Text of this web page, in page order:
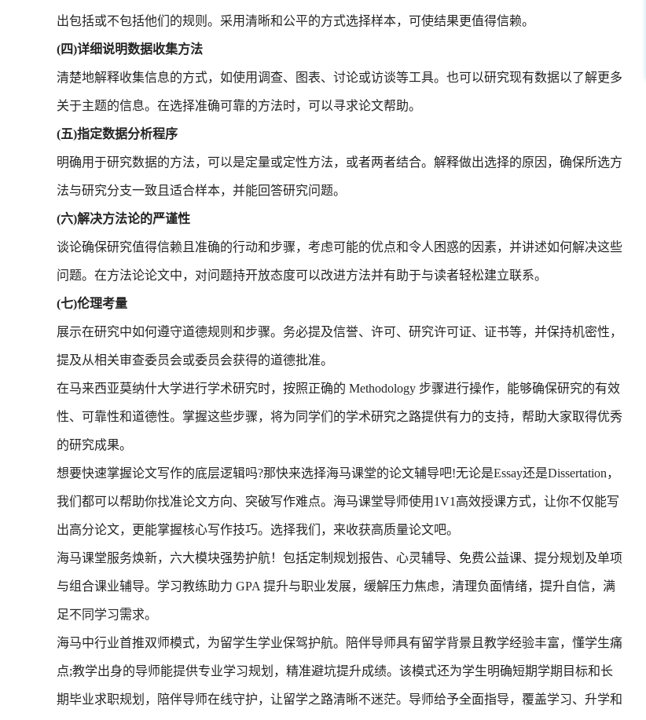
出包括或不包括他们的规则。采用清晰和公平的方式选择样本，可使结果更值得信赖。
(四)详细说明数据收集方法
清楚地解释收集信息的方式，如使用调查、图表、讨论或访谈等工具。也可以研究现有数据以了解更多
关于主题的信息。在选择准确可靠的方法时，可以寻求论文帮助。
(五)指定数据分析程序
明确用于研究数据的方法，可以是定量或定性方法，或者两者结合。解释做出选择的原因，确保所选方
法与研究分支一致且适合样本，并能回答研究问题。
(六)解决方法论的严谨性
谈论确保研究值得信赖且准确的行动和步骤，考虑可能的优点和令人困惑的因素，并讲述如何解决这些
问题。在方法论论文中，对问题持开放态度可以改进方法并有助于与读者轻松建立联系。
(七)伦理考量
展示在研究中如何遵守道德规则和步骤。务必提及信誉、许可、研究许可证、证书等，并保持机密性，
提及从相关审查委员会或委员会获得的道德批准。
在马来西亚莫纳什大学进行学术研究时，按照正确的 Methodology 步骤进行操作，能够确保研究的有效
性、可靠性和道德性。掌握这些步骤，将为同学们的学术研究之路提供有力的支持，帮助大家取得优秀
的研究成果。
想要快速掌握论文写作的底层逻辑吗?那快来选择海马课堂的论文辅导吧!无论是Essay还是Dissertation，
我们都可以帮助你找准论文方向、突破写作难点。海马课堂导师使用1V1高效授课方式，让你不仅能写
出高分论文，更能掌握核心写作技巧。选择我们，来收获高质量论文吧。
海马课堂服务焕新，六大模块强势护航！包括定制规划报告、心灵辅导、免费公益课、提分规划及单项
与组合课业辅导。学习教练助力 GPA 提升与职业发展，缓解压力焦虑，清理负面情绪，提升自信，满
足不同学习需求。
海马中行业首推双师模式，为留学生学业保驾护航。陪伴导师具有留学背景且教学经验丰富，懂学生痛
点;教学出身的导师能提供专业学习规划，精准避坑提升成绩。该模式还为学生明确短期学期目标和长
期毕业求职规划，陪伴导师在线守护，让留学之路清晰不迷茫。导师给予全面指导，覆盖学习、升学和